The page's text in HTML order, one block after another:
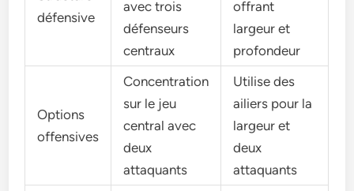
défensive
avec trois
défenseurs
centraux
offrant
largeur et
profondeur
Options
offensives
Concentration
sur le jeu
central avec
deux
attaquants
Utilise des
ailiers pour la
largeur et
deux
attaquants